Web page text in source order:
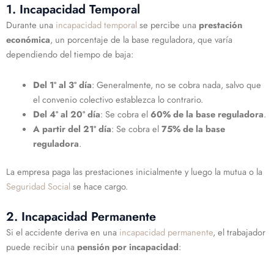
1. Incapacidad Temporal
Durante una incapacidad temporalse percibe una prestación
económica, un porcentaje de la base reguladora, que varía
dependiendo del tiempo de baja:
Del 1º al 3º día: Generalmente, no se cobra nada, salvo que
el convenio colectivo establezca lo contrario.
Del 4º al 20º día: Se cobra el60% de la base reguladora.
A partir del 21º día: Se cobra el75% de la base
reguladora.
La empresa paga las prestaciones inicialmente y luego la mutua o la
Seguridad Socialse hace cargo.
2. Incapacidad Permanente
Si el accidente deriva en una incapacidad permanente, el trabajador
puede recibir una pensión por incapacidad: